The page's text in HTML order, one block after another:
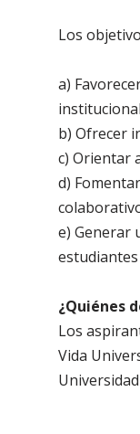
Los
a)
b) Ofrecer
c) Orientar
d)
e) Generar
¿Quiénes
Los
Vida
Universidad